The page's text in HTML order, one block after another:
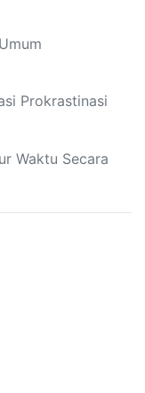
Prokrastinasi
Waktu Secara